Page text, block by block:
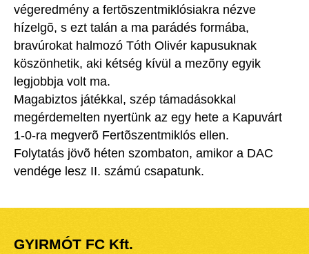
végeredmény a fertõszentmiklósiakra nézve
hízelgõ, s ezt talán a ma parádés formába,
bravúrokat halmozó Tóth Olivér kapusuknak
köszönhetik, aki kétség kívül a mezõny egyik
legjobbja volt ma.
Magabiztos játékkal, szép támadásokkal
megérdemelten nyertünk az egy hete a Kapuvárt
1-0-ra megverõ Fertõszentmiklós ellen.
Folytatás jövõ héten szombaton, amikor a DAC
vendége lesz II. számú csapatunk.
GYIRMÓT FC Kft.